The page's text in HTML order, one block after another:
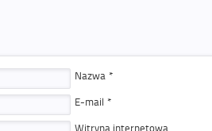
Nazwa *
E-mail *
Witryna internetowa